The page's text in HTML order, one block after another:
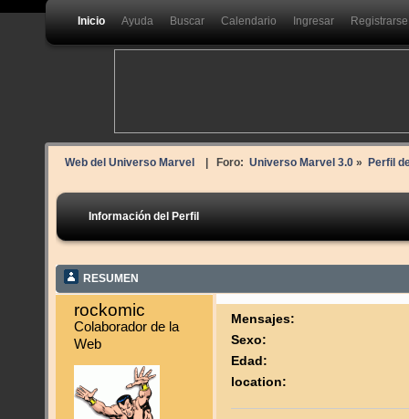
Inicio Ayuda Buscar Calendario Ingresar Registrarse
Web del Universo Marvel | Foro: Universo Marvel 3.0» Perfil
Información del Perfil
RESUMEN
rockomic
Colaborador de la
Web
Mensajes:
Sexo:
Edad:
location: